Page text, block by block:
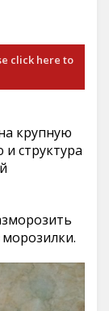
click here to
крупную
структура